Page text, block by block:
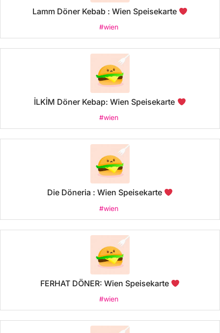
Lamm Döner Kebab : Wien Speisekarte
#wien
İLKİM Döner Kebap: Wien Speisekarte
#wien
Die Döneria : Wien Speisekarte
#wien
FERHAT DÖNER: Wien Speisekarte
#wien